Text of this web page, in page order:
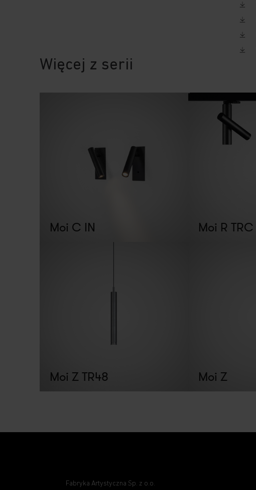
Więcej z serii
Moi C IN Moi R TRC
Moi Z TR48 Moi Z
Fabryka Artystyczna Sp. z o.o.